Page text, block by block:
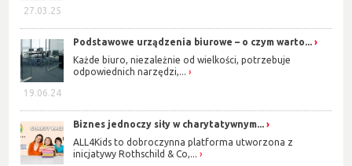
27.03.25
19.06.24
Podstawowe urządzenia biurowe – o czym warto...
Każde biuro, niezależnie od wielkości, potrzebuje
odpowiednich narzędzi,...
Biznes jednoczy siły w charytatywnym...
ALL4Kids to dobroczynna platforma utworzona z
inicjatywy Rothschild & Co,...